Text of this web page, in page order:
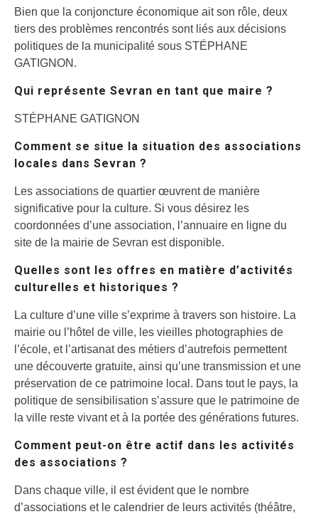
Bien que la conjoncture économique ait son rôle, deux
tiers des problèmes rencontrés sont liés aux décisions
politiques de la municipalité sous STÉPHANE
GATIGNON.
Qui représente Sevran en tant que maire ?
STÉPHANE GATIGNON
Comment se situe la situation des associations
locales dans Sevran ?
Les associations de quartier œuvrent de manière
significative pour la culture. Si vous désirez les
coordonnées d’une association, l’annuaire en ligne du
site de la mairie de Sevran est disponible.
Quelles sont les offres en matière d’activités
culturelles et historiques ?
La culture d’une ville s’exprime à travers son histoire. La
mairie ou l’hôtel de ville, les vieilles photographies de
l’école, et l’artisanat des métiers d’autrefois permettent
une découverte gratuite, ainsi qu’une transmission et une
préservation de ce patrimoine local. Dans tout le pays, la
politique de sensibilisation s’assure que le patrimoine de
la ville reste vivant et à la portée des générations futures.
Comment peut-on être actif dans les activités
des associations ?
Dans chaque ville, il est évident que le nombre
d’associations et le calendrier de leurs activités (théâtre,